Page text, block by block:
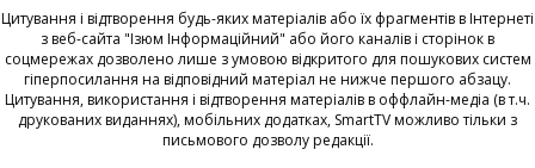
Цитування і відтворення будь-яких матеріалів або їх фрагментів в Інтернеті
з веб-сайта "Ізюм Інформаційний" або його каналів і сторінок в
соцмережах дозволено лише з умовою відкритого для пошукових систем
гіперпосилання на відповідний матеріал не нижче першого абзацу.
Цитування, використання і відтворення матеріалів в оффлайн-медіа (в т.ч.
друкованих виданнях), мобільних додатках, SmartTV можливо тільки з
письмового дозволу редакції.